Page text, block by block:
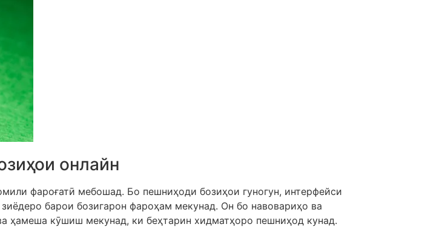
онлайн
фароғатӣ мебошад. Бо пешниҳоди бозиҳои гуногун, интерфейси
барои бозигарон фароҳам мекунад. Он бо навовариҳо ва
ҳамеша кӯшиш мекунад, ки беҳтарин хидматҳоро пешниҳод кунад.